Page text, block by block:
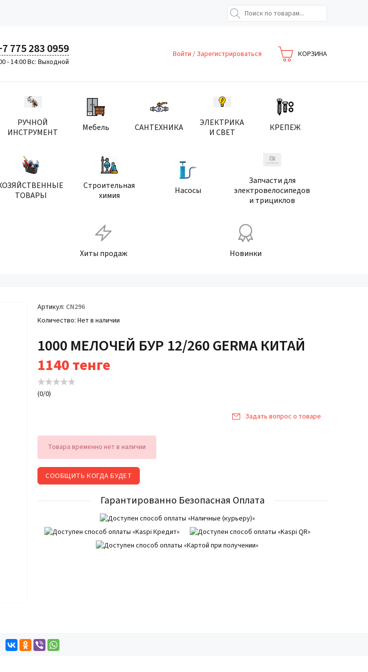
775 283 0959
- 14:00 Вс: Выходной
Войти / Зарегистрироваться КОРЗИНА
РУЧНОЙ
ИНСТРУМЕНТ
Мебель САНТЕХНИКА
ЭЛЕКТРИКА
И СВЕТ
КРЕПЕЖ
ТОВАРЫ
Строительная
химия
Насосы
Запчасти для
электровелосипедов
и трициклов
Хиты продаж Новинки
Артикул CN296
Количество Нет в наличии
1000 МЕЛОЧЕЙ БУР 12/260 GERMA КИТАЙ
1140тенге
(0/0)
Задать вопрос о товаре
Товара временно нет в наличии
СООБЩИТЬ КОГДА БУДЕТ
Гарантированно Безопасная Оплата